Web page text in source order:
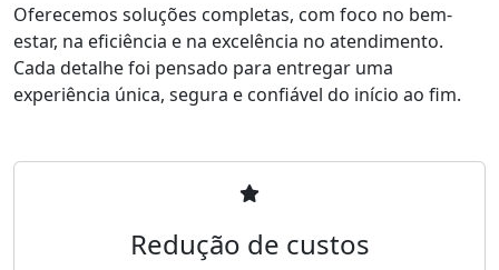
Oferecemos soluções completas, com foco no bem-
estar, na eficiência e na excelência no atendimento.
Cada detalhe foi pensado para entregar uma
experiência única, segura e confiável do início ao fim.
Redução de custos